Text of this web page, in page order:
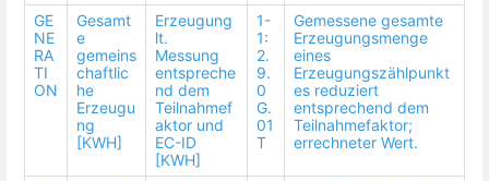
GE
NE
RA
TI
ON
Gesamt
e
gemeins
chaftlic
he
Erzeugu
ng
[KWH]
Erzeugung
lt.
Messung
entspreche
nd dem
Teilnahmef
aktor und
EC-ID
[KWH]
1-
1:
2.
9.
0
G.
01
T
Gemessene gesamte
Erzeugungsmenge
eines
Erzeugungszählpunkt
es reduziert
entsprechend dem
Teilnahmefaktor;
errechneter Wert.